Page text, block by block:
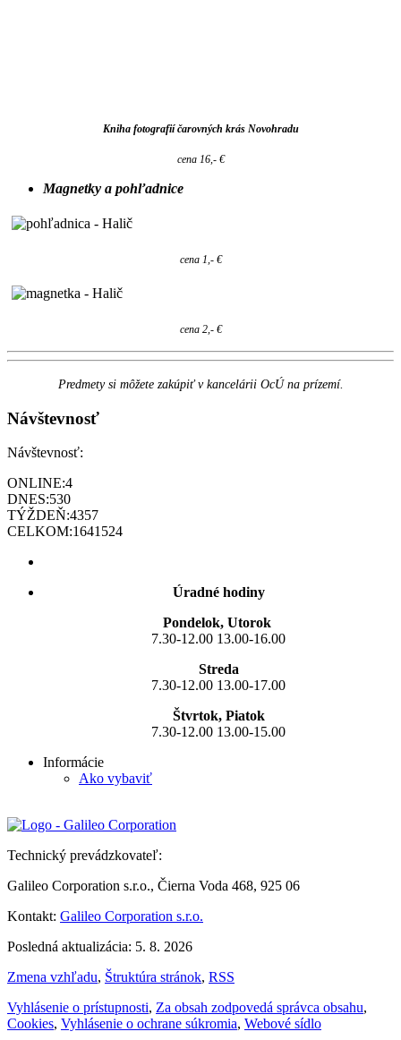
Kniha fotografií čarovných krás Novohradu
cena 16,- €
Magnetky a pohľadnice
cena 1,- €
cena 2,- €
Predmety si môžete zakúpiť v kancelárii OcÚ na prízemí.
Návštevnosť
Návštevnosť:
ONLINE:4
DNES:530
TÝŽDEŇ:4357
CELKOM:1641524
Úradné hodiny
Pondelok, Utorok
7.30-12.00 13.00-16.00
Streda
7.30-12.00 13.00-17.00
Štvrtok, Piatok
7.30-12.00 13.00-15.00
Informácie
Ako vybaviť
Technický prevádzkovateľ:
Galileo Corporation s.r.o., Čierna Voda 468, 925 06
Kontakt: Galileo Corporation s.r.o.
Posledná aktualizácia: 5. 8. 2026
Zmena vzhľadu, Štruktúra stránok, RSS
Vyhlásenie o prístupnosti, Za obsah zodpovedá správca obsahu,
Cookies, Vyhlásenie o ochrane súkromia, Webové sídlo